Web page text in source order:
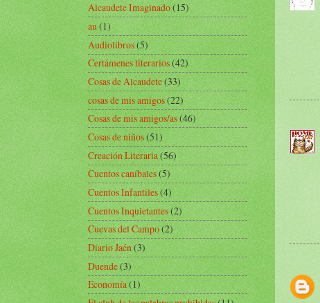
Alcaudete Imaginado(15)
au(1)
Audiolibros(5)
Certámenes literarios(42)
Cosas de Alcaudete(33)
cosas de mis amigos(22)
Cosas de mis amigos/as(46)
Cosas de niños(51)
Creación Literaria(56)
Cuentos caníbales(5)
Cuentos Infantiles(4)
Cuentos Inquietantes(2)
Cuevas del Campo(2)
Diario Jaén(3)
Duende(3)
Economía(1)